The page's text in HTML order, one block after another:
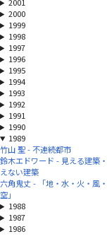
2000
1999
1998
1997
1996
1995
1994
1993
1992
1991
1990
1989
竹山 聖 - 不連続都市
鈴木エドワード - 見える建築
えない建築
六角鬼丈 - 「地・水・火・風・
空」
1988
1987
1986